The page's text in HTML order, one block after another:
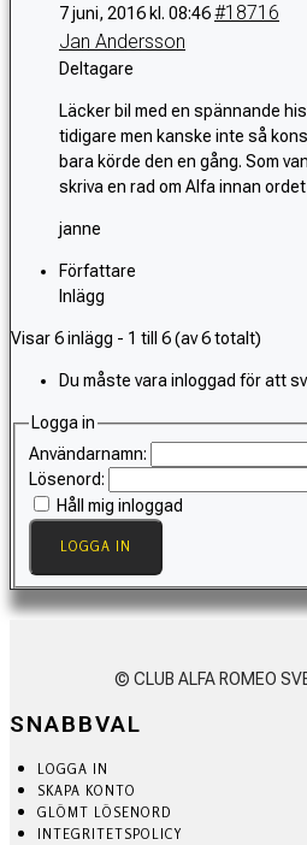
7 juni, 2016 kl. 08:46#18716
Jan Andersson
Deltagare
Läcker bil med en spännande
tidigare men kanske inte så
bara körde den en gång. Som
skriva en rad om Alfa innan
janne
Författare
Inlägg
Visar 6 inlägg - 1 till 6 (av 6 totalt)
Du måste vara inloggad för att
Logga in
Användarnamn:
Lösenord:
Håll mig inloggad
LOGGA IN
© CLUB ALFA ROMEO
SNABBVAL
LOGGA IN
SKAPA KONTO
GLÖMT LÖSENORD
INTEGRITETSPOLICY